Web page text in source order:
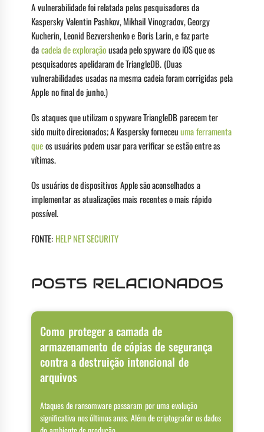
A vulnerabilidade foi relatada pelos pesquisadores da
Kaspersky Valentin Pashkov, Mikhail Vinogradov, Georgy
Kucherin, Leonid Bezvershenko e Boris Larin, e faz parte
dacadeia de exploraçãousada pelo spyware do iOS que os
pesquisadores apelidaram de TriangleDB. (Duas
vulnerabilidades usadas na mesma cadeia foram corrigidas pela
Apple no final de junho.)
Os ataques que utilizam o spyware TriangleDB parecem ter
sido muito direcionados; A Kaspersky forneceuuma ferramenta
queos usuários podem usar para verificar se estão entre as
vítimas.
Os usuários de dispositivos Apple são aconselhados a
implementar as atualizações mais recentes o mais rápido
possível.
FONTE: HELP NET SECURITY
POSTS RELACIONADOS
Como proteger a camada de
armazenamento de cópias de segurança
contra a destruição intencional de
arquivos
Ataques de ransomware passaram por uma evolução
significativa nos últimos anos. Além de criptografar os dados